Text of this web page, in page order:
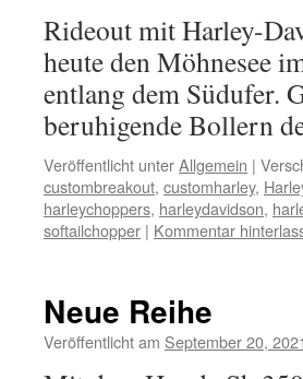
Rideout mit Harley-
heute den Möhnesee
entlang dem Südufer.
beruhigende Bollern
Veröffentlicht unterAllgemein |
custombreakout, customharley,
harleychoppers, harleydavidson,
softailchopper | Kommentar
Neue Reihe
Veröffentlicht am September 20, 2021